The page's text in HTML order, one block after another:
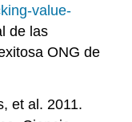
value-
de las
ONG de
et al. 2011.